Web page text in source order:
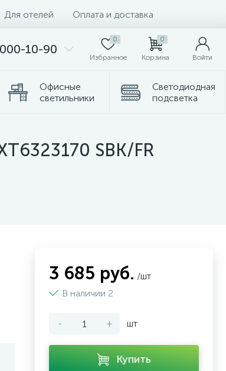
Для отелей Оплата и доставка
10-90
0
Избранное
0
Корзина Войти
Офисные
светильники
Светодиодная
подсветка
SBK/FR
3 685 руб. /шт
В наличии 2
- + шт
Купить